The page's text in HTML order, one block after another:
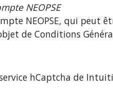
NEOPSE
NEOPSE, qui
de Conditions
hCaptcha de